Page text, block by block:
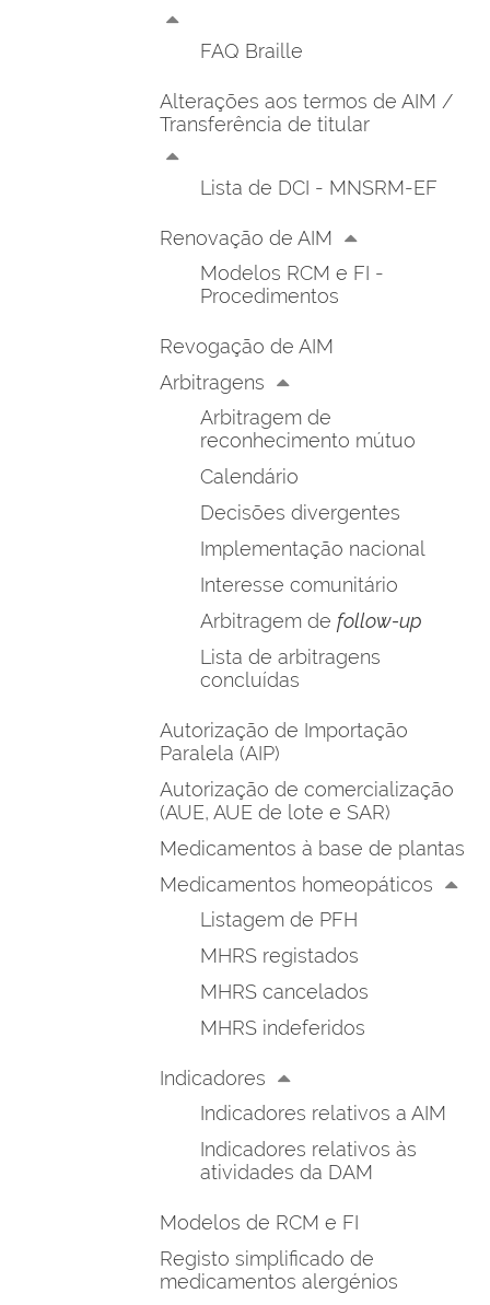
FAQ Braille
Alterações aos termos de AIM /
Transferência de titular
Lista de DCI - MNSRM-EF
Renovação de AIM
Modelos RCM e FI -
Procedimentos
Revogação de AIM
Arbitragens
Arbitragem de
reconhecimento mútuo
Calendário
Decisões divergentes
Implementação nacional
Interesse comunitário
Arbitragem de follow-up
Lista de arbitragens
concluídas
Autorização de Importação
Paralela (AIP)
Autorização de comercialização
(AUE, AUE de lote e SAR)
Medicamentos à base de plantas
Medicamentos homeopáticos
Listagem de PFH
MHRS registados
MHRS cancelados
MHRS indeferidos
Indicadores
Indicadores relativos a AIM
Indicadores relativos às
atividades da DAM
Modelos de RCM e FI
Registo simplificado de
medicamentos alergénios